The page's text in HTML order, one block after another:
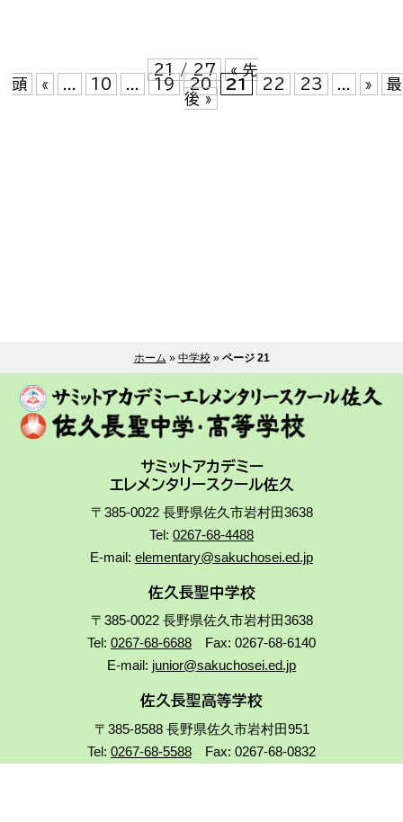
21 / 27
« 先
頭
« ... 10 ... 19 20 21 22 23 ... »
最
後 »
ホーム » 中学校» ページ 21
サミットアカデミー
エレメンタリースクール佐久
〒385-0022 長野県佐久市岩村田3638
Tel: 0267-68-4488
E-mail: elementary@sakuchosei.ed.jp
佐久長聖中学校
〒385-0022 長野県佐久市岩村田3638
Tel: 0267-68-6688 Fax: 0267-68-6140
E-mail: junior@sakuchosei.ed.jp
佐久長聖高等学校
〒385-8588 長野県佐久市岩村田951
Tel: 0267-68-5588 Fax: 0267-68-0832